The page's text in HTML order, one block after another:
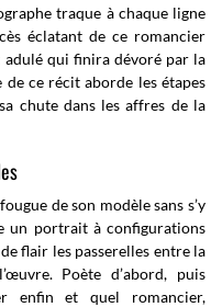
traque à chaque ligne
éclatant de ce romancier
adulé qui finira dévoré par la
de ce récit aborde les étapes
chute dans les affres de la
de son modèle sans s’y
un portrait à configurations
flair les passerelles entre la
Poète d’abord, puis
enfin et quel romancier,